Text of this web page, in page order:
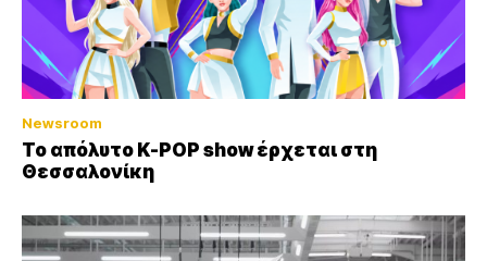
Newsroom
Το απόλυτο K-POP show έρχεται στη
Θεσσαλονίκη